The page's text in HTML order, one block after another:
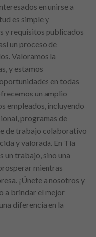
en unirse a
es simple y
y requisitos publicados
un proceso de
Valoramos la
y estamos
en todas
un amplio
empleados, incluyendo
programas de
de trabajo colaborativo
y valorada. En Tía
un trabajo, sino una
mientras
¡Únete a nosotros y
a brindar el mejor
diferencia en la